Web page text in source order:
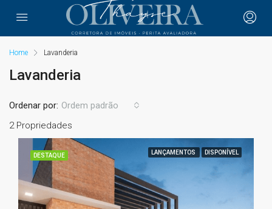
Home Lavanderia
Lavanderia
2 Propriedades
Ordenar por: Ordem padrão
DESTAQUE LANÇAMENTOS DISPONÍVEL